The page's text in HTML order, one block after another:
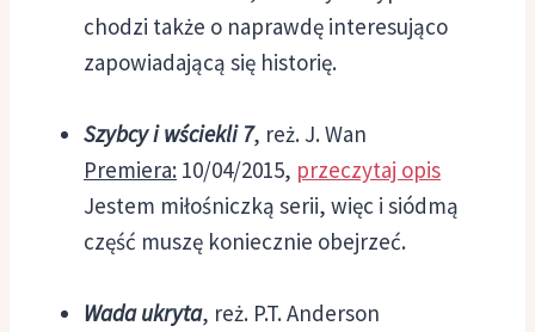
chodzi także o naprawdę interesująco
zapowiadającą się historię.
Szybcy i wściekli 7, reż. J. Wan
Premiera: 10/04/2015, przeczytaj opis
Jestem miłośniczką serii, więc i siódmą
część muszę koniecznie obejrzeć.
Wada ukryta, reż. P.T. Anderson